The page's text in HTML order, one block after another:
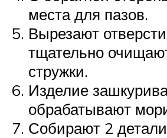
места для пазов.
Вырезают
тщательно
стружки.
Изделие
обрабатывают
Собирают 2